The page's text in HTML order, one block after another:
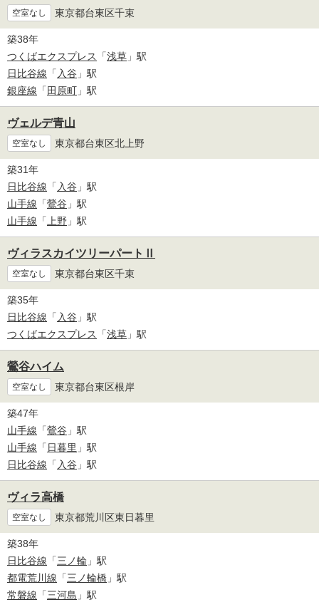
空室なし 東京都台東区千束
築38年
つくばエクスプレス
「浅草 」駅
日比谷線 「 入谷 」駅
銀座線 「 田原町 」駅
ヴェルデ青山
空室なし 東京都台東区北上野
築31年
日比谷線 「 入谷 」駅
山手線 「鶯谷 」駅
山手線 「 上野 」駅
ヴィラスカイツリーパートⅡ
空室なし 東京都台東区千束
築35年
日比谷線 「 入谷 」駅
つくばエクスプレス
「浅草 」駅
鶯谷ハイム
空室なし 東京都台東区根岸
築47年
山手線 「鶯谷 」駅
山手線 「 日暮里 」駅
日比谷線 「 入谷 」駅
ヴィラ高橋
空室なし 東京都荒川区東日暮里
築38年
日比谷線 「三ノ輪 」駅
都電荒川線 「三ノ輪橋 」駅
常磐線 「三河島 」駅